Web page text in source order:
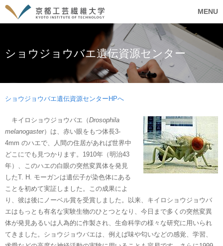
MENU
ショウジョウバエ遺伝資源センター
ショウジョウバエ遺伝資源センターHPへ
キイロショウジョウバエ（Drosophila
melanogaster）は、赤い眼をもつ体長3-
4mm のハエで、人間の住居があれば世界中
どこにでも見つかります。1910年（明治43
年）、このハエの白眼の突然変異体を発見
したT. H. モーガンは遺伝子が染色体にある
ことを初めて実証しました。この成果によ
り、彼は後にノーベル賞を受賞しました。以来、キイロショウジョウバ
エはもっとも有名な実験生物のひとつとなり、今日まで多くの突然変異
体が発見あるいは人為的に作製され、生命科学の様々な研究に用いられ
てきました。ショウジョウバエは、例えば味や匂いなどの感覚、学習、